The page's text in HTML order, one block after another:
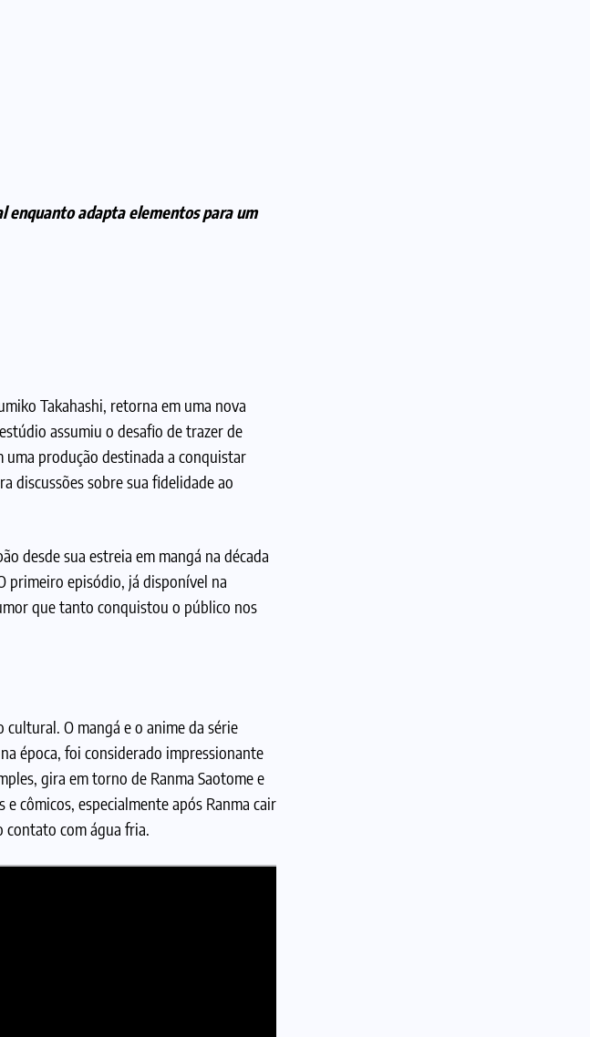
enquanto adapta elementos para um
Takahashi, retorna em uma nova
assumiu o desafio de trazer de
produção destinada a conquistar
discussões sobre sua fidelidade ao
desde sua estreia em mangá na década
primeiro episódio, já disponível na
que tanto conquistou o público nos
O mangá e o anime da série
época, foi considerado impressionante
gira em torno de Ranma Saotome e
cômicos, especialmente após Ranma cair
contato com água fria.